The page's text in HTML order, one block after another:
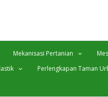
Mekanisasi Pertanian
Perlengkapan Taman